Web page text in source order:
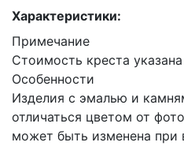
Характеристики:
Примечание
Стоимость креста
Особенности
Изделия с эмалью и
отличаться цветом от
может быть изменена при